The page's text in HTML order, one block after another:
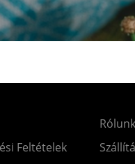
Feltételek